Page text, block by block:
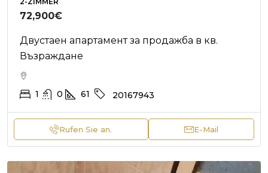
72,900€
Двустаен апартамент за продажба в кв.
Възраждане
1 0 61 20167943
Rufen Sie an. E-Mail